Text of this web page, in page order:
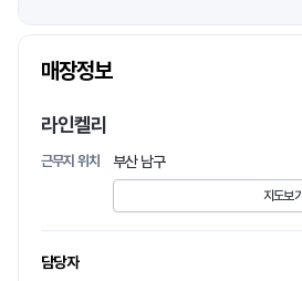
매장정보
라인켈리
근무지 위치 부산 남구
지도보기
담당자